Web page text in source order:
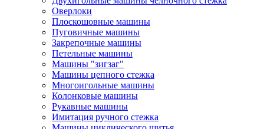
Оверлоки
Плоскошовные машины
Пуговичные машины
Закрепочные машины
Петельные машины
Машины "зигзаг"
Машины цепного стежка
Многоигольные машины
Колонковые машины
Рукавные машины
Имитация ручного стежка